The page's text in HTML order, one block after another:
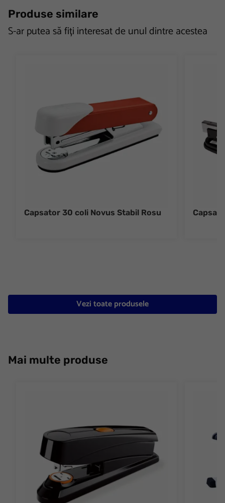
Produse similare
S-ar putea să fiți interesat de unul dintre acestea
Capsator 30 coli Novus Stabil Rosu
Vezi toate produsele
Mai multe produse